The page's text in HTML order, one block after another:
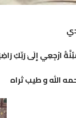
ارْجِعِي إِلَىٰ
الله و طيب ثراه